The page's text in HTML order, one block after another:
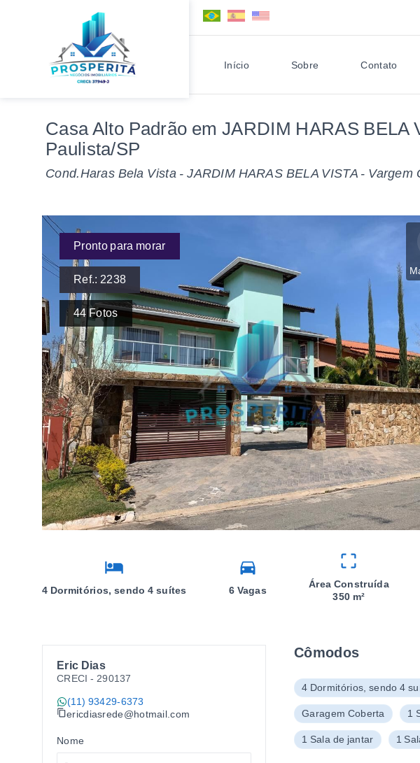
Início Sobre Contato
Casa Alto Padrão em JARDIM HARAS BELA
Paulista/SP
Cond.Haras Bela Vista -JARDIM HARAS BELA VISTA - Vargem
Pronto para morar
Ref.: 2238
44Fotos
4 Dormitórios, sendo 4 suítes 6 Vagas
Área Construída
350 m²
Eric Dias
CRECI - 290137
(11) 93429-6373
ericdiasrede@hotmail.com
Nome
Cômodos
4 Dormitórios, sendo 4
Garagem Coberta 1
1 Sala de jantar 1